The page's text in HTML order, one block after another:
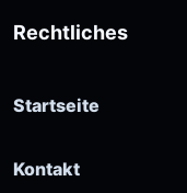
Rechtliches
Startseite
Kontakt